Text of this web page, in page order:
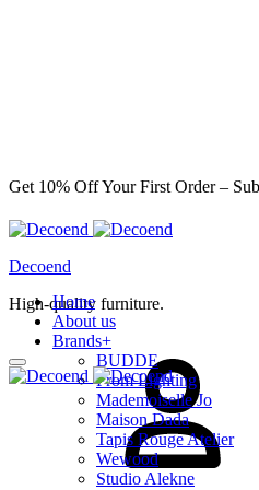
Get 10% Off Your First Order –
Decoend
High-quality furniture.
Home
About us
Brands+
BUDDE
From Lighting
Mademoiselle Jo
Maison Dada
Tapis Rouge Atelier
Wewood
Studio Alekne